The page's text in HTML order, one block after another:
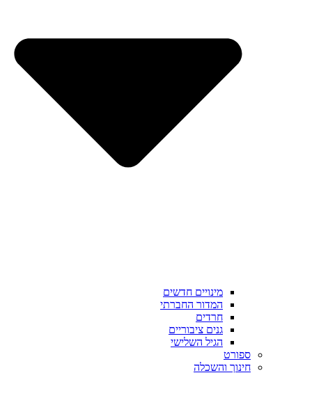
מינויים חדשים
המדור החברתי
חרדים
גנים ציבוריים
הגיל השלישי
ספורט
חינוך והשכלה